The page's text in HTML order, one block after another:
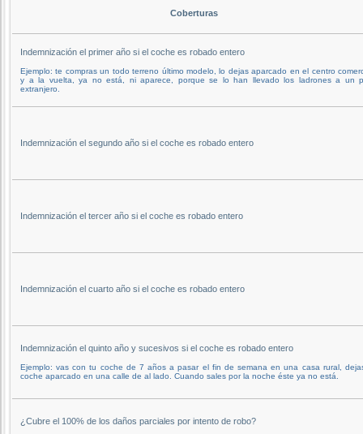
Coberturas
Indemnización el primer año si el coche es robado entero
Ejemplo: te compras un todo terreno último modelo, lo dejas aparcado en el centro
y a la vuelta, ya no está, ni aparece, porque se lo han llevado los ladrones a un
extranjero.
Indemnización el segundo año si el coche es robado entero
Indemnización el tercer año si el coche es robado entero
Indemnización el cuarto año si el coche es robado entero
Indemnización el quinto año y sucesivos si el coche es robado entero
Ejemplo: vas con tu coche de 7 años a pasar el fin de semana en una casa rural,
coche aparcado en una calle de al lado. Cuando sales por la noche éste ya no está.
¿Cubre el 100% de los daños parciales por intento de robo?